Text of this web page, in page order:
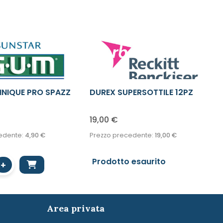
PRO SPAZZ
4,90 €
+
DUREX SUPERSOTTILE 12PZ
19,00 €
Prezzo precedente: 19,00 €
Prodotto esaurito
Area privata